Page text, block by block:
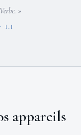
»
I.1
appareils